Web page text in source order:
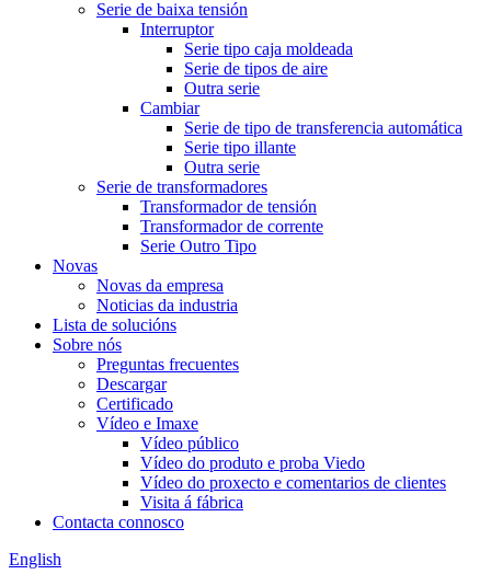
Serie de baixa tensión
Interruptor
Serie tipo caja moldeada
Serie de tipos de aire
Outra serie
Cambiar
Serie de tipo de transferencia automática
Serie tipo illante
Outra serie
Serie de transformadores
Transformador de tensión
Transformador de corrente
Serie Outro Tipo
Novas
Novas da empresa
Noticias da industria
Lista de solucións
Sobre nós
Preguntas frecuentes
Descargar
Certificado
Vídeo e Imaxe
Vídeo público
Vídeo do produto e proba Viedo
Vídeo do proxecto e comentarios de clientes
Visita á fábrica
Contacta connosco
English